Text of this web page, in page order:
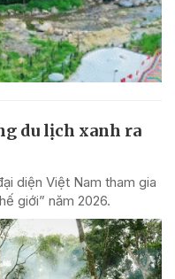
du lịch xanh ra
diện Việt Nam tham gia
giới” năm 2026.